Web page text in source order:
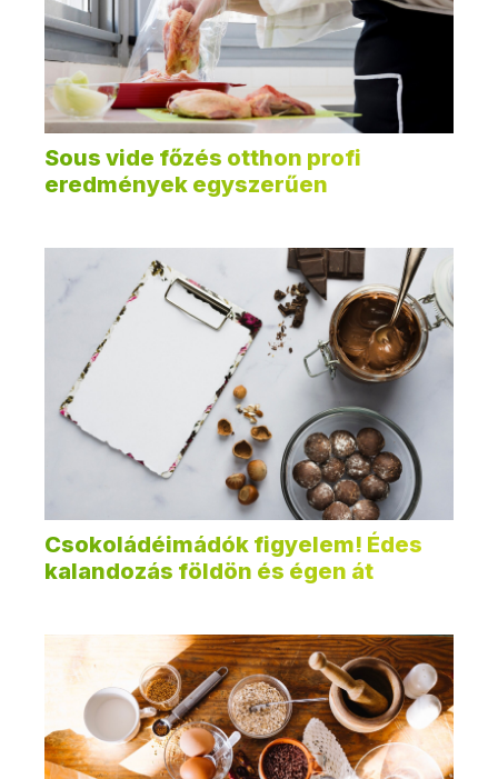
Sous vide főzés otthon profi
eredmények egyszerűen
Csokoládéimádók figyelem! Édes
kalandozás földön és égen át